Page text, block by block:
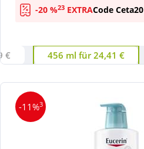
-20 %23 EXTRACode Ceta20
€ 456 ml für 24,41 €
-11%3